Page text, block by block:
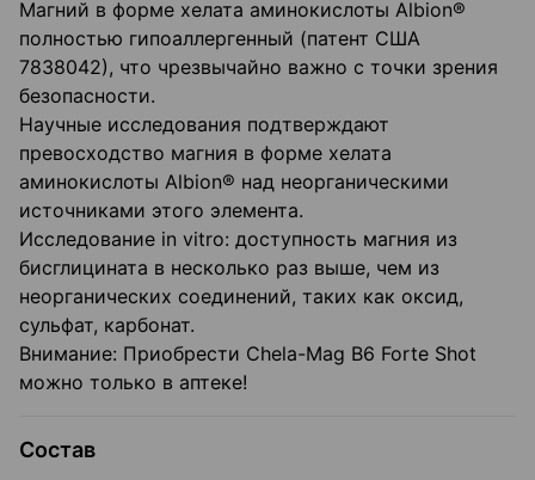
Магний в форме хелата аминокислоты Albion®
полностью гипоаллергенный (патент США
7838042), что чрезвычайно важно с точки зрения
безопасности.
Научные исследования подтверждают
превосходство магния в форме хелата
аминокислоты Albion® над неорганическими
источниками этого элемента.
Исследование in vitro: доступность магния из
бисглицината в несколько раз выше, чем из
неорганических соединений, таких как оксид,
сульфат, карбонат.
Внимание: Приобрести Chela-Mag B6 Forte Shot
можно только в аптеке!
Состав